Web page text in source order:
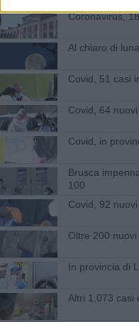
Coronavirus,
Al chiaro di
Covid, 51 casi
Covid, 64
Covid, in
Brusca
100
Covid, 92
Oltre 200
In provincia di
Altri 1.073 casi